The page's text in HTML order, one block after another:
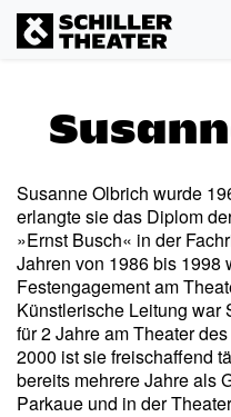
Susanne Olbrich wurde
erlangte sie das Diplom
»Ernst Busch« in der
Jahren von 1986 bis 1998
Festengagement am
Künstlerische Leitung
für 2 Jahre am Theater
2000 ist sie freischaffend
bereits mehrere Jahre als
Parkaue und in der